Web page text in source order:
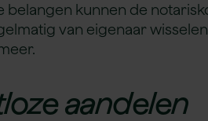
belangen kunnen de
van eigenaar
aandelen